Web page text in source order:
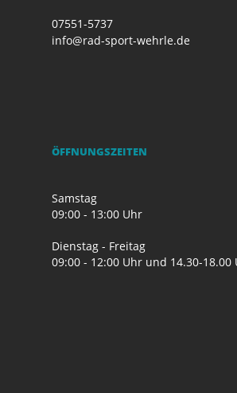
07551-5737
info@rad-sport-wehrle.de
ÖFFNUNGSZEITEN
Samstag
09:00 - 13:00 Uhr
Dienstag - Freitag
09:00 - 12:00 Uhr und 14.30-18.00